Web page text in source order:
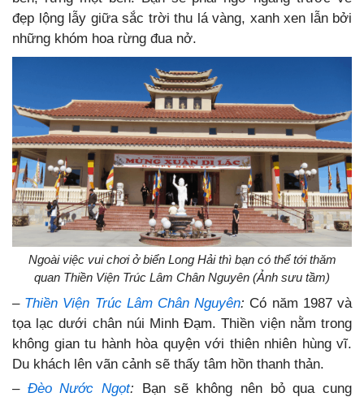
đẹp lộng lẫy giữa sắc trời thu lá vàng, xanh xen lẫn bởi
những khóm hoa rừng đua nở.
Ngoài việc vui chơi ở biển Long Hải thì bạn có thể tới thăm
quan Thiền Viện Trúc Lâm Chân Nguyên (Ảnh sưu tầm)
– Thiền Viện Trúc Lâm Chân Nguyên: Có năm 1987 và
tọa lạc dưới chân núi Minh Đạm. Thiền viện nằm trong
không gian tu hành hòa quyện với thiên nhiên hùng vĩ.
Du khách lên vãn cảnh sẽ thấy tâm hồn thanh thản.
– Đèo Nước Ngọt: Bạn sẽ không nên bỏ qua cung